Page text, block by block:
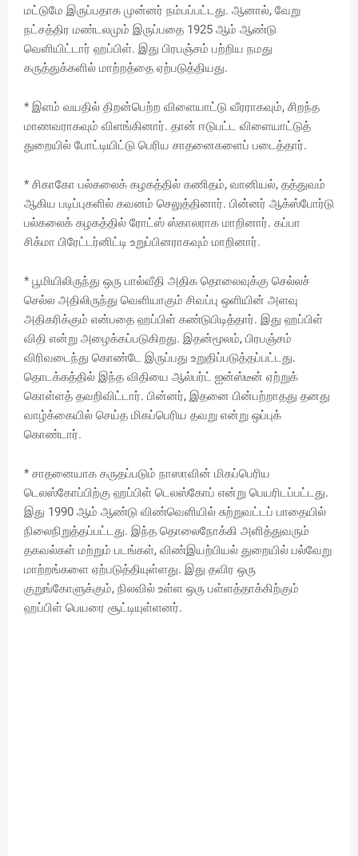
மட்டுமே இருப்பதாக முன்னர் நம்பப்பட்டது. ஆனால், வேறு
நட்சத்திர மண்டலமும் இருப்பதை 1925 ஆம் ஆண்டு
வெளியிட்டார் ஹப்பிள். இது பிரபஞ்சம் பற்றிய நமது
கருத்துக்களில் மாற்றத்தை ஏற்படுத்தியது.
* இளம் வயதில் திறன்பெற்ற விளையாட்டு வீரராகவும், சிறந்த
மாணவராகவும் விளங்கினார். தான் ஈடுபட்ட விளையாட்டுத்
துறையில் போட்டியிட்டு பெரிய சாதனைகளைப் படைத்தார்.
* சிகாகோ பல்கலைக் கழகத்தில் கணிதம், வானியல், தத்துவம்
ஆகிய படிப்புகளில் கவனம் செலுத்தினார். பின்னர் ஆக்ஸ்போர்டு
பல்கலைக் கழகத்தில் ரோட்ஸ் ஸ்காலராக மாறினார். கப்பா
சிக்மா பிரேட்டர்னிட்டி உறுப்பினராகவும் மாறினார்.
* பூமியிலிருந்து ஒரு பால்வீதி அதிக தொலைவுக்கு செல்லச்
செல்ல அதிலிருந்து வெளியாகும் சிவப்பு ஒளியின் அளவு
அதிகரிக்கும் என்பதை ஹப்பிள் கண்டுபிடித்தார். இது ஹப்பிள்
விதி என்று அழைக்கப்படுகிறது. இதன்மூலம், பிரபஞ்சம்
விரிவடைந்து கொண்டே இருப்பது உறுதிப்படுத்தப்பட்டது.
தொடக்கத்தில் இந்த விதியை ஆல்பர்ட் ஐன்ஸ்டீன் ஏற்றுக்
கொள்ளத் தவறிவிட்டார். பின்னர், இதனை பின்பற்றாதது தனது
வாழ்க்கையில் செய்த மிகப்பெரிய தவறு என்று ஒப்புக்
கொண்டார்.
* சாதனையாக கருதப்படும் நாஸாவின் மிகப்பெரிய
டெலஸ்கோப்பிற்கு ஹப்பிள் டெலஸ்கோப் என்று பெயரிடப்பட்டது.
இது 1990 ஆம் ஆண்டு விண்வெளியில் சுற்றுவட்டப் பாதையில்
நிலைநிறுத்தப்பட்டது. இந்த தொலைநோக்கி அளித்துவரும்
தகவல்கள் மற்றும் படங்கள், விண்இயற்பியல் துறையில் பல்வேறு
மாற்றங்களை ஏற்படுத்தியுள்ளது. இது தவிர ஒரு
குறுங்கோளுக்கும், நிலவில் உள்ள ஒரு பள்ளத்தாக்கிற்கும்
ஹப்பிள் பெயரை சூட்டியுள்ளனர்.